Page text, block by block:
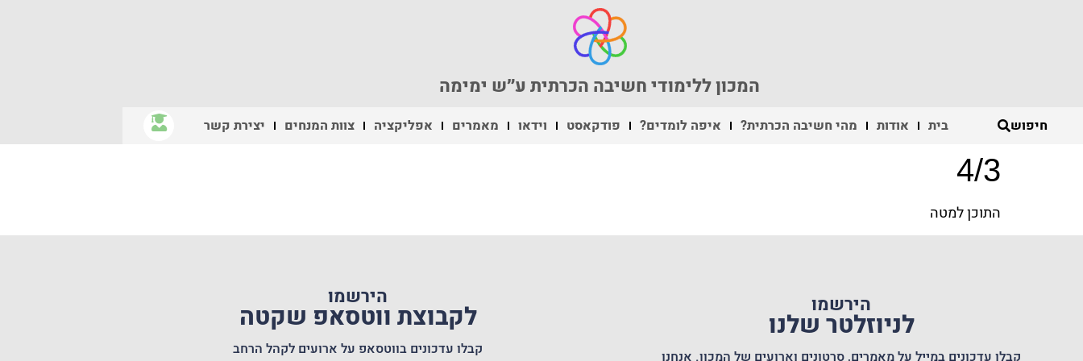
המכון ללימודי חשיבה הכרתית ע״ש ימימה
חיפוש בית אודות מהי חשיבה הכרתית? איפה לומדים? פודקאסט וידאו מאמרים אפליקציה צוות המנחים יצירת קשר
4/3
התוכן למטה
הירשמו
לניוזלטר שלנו
הירשמו
לקבוצת ווטסאפ שקטה
קבלו עדכונים בווטסאפ על ארועים לקהל הרחב